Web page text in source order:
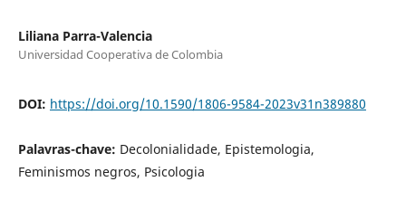
Liliana Parra-Valencia
Universidad Cooperativa de Colombia
DOI: https://doi.org/10.1590/1806-9584-2023v31n389880
Palavras-chave: Decolonialidade, Epistemologia,
Feminismos negros, Psicologia